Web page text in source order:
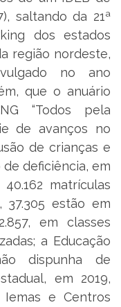
saltando da 21ª
dos estados
região nordeste,
no ano
que o anuário
“Todos pela
de avanços no
de crianças e
deficiência, em
matrículas
37.305 estão em
em classes
a Educação
dispunha de
em 2019,
e Centros